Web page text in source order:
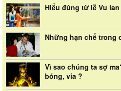
Hiểu đúng từ lễ Vu
Những hạn chế trong
Vì sao chúng ta sợ
bóng, vía ?